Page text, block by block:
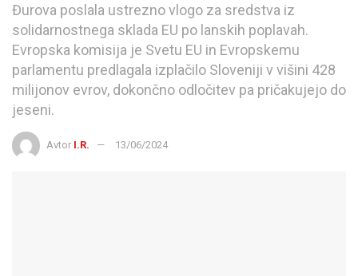
Đurova poslala ustrezno vlogo za sredstva iz
solidarnostnega sklada EU po lanskih poplavah.
Evropska komisija je Svetu EU in Evropskemu
parlamentu predlagala izplačilo Sloveniji v višini 428
milijonov evrov, dokončno odločitev pa pričakujejo do
jeseni.
Avtor I.R. 13/06/2024